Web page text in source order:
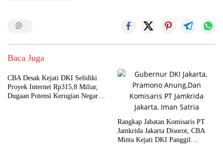
Baca Juga
CBA Desak Kejati DKI Selidiki
Proyek Internet Rp315,8 Miliar,
Dugaan Potensi Kerugian Negara
Rangkap Jabatan Komisaris PT
Jamkrida Jakarta Disorot, CBA
Minta Kejati DKI Panggil